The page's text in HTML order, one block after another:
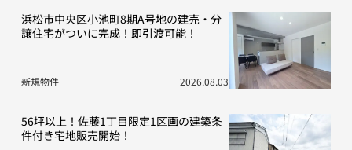
浜松市中央区小池町8期A号地の建売・分
譲住宅がついに完成！即引渡可能！
新規物件 2026.08.03
56坪以上！佐藤1丁目限定1区画の建築条
件付き宅地販売開始！